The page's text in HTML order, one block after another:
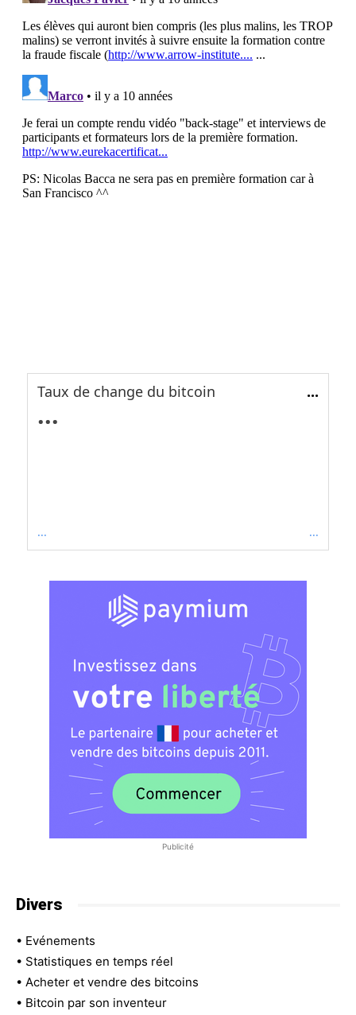
Taux de change du bitcoin ...
...
... ...
Publicité
Divers
• Evénements
• Statistiques en temps réel
• Acheter et vendre des bitcoins
• Bitcoin par son inventeur